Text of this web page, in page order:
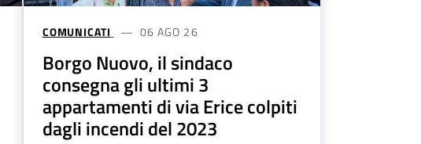
COMUNICATI 06 AGO 26
Borgo Nuovo, il sindaco
consegna gli ultimi 3
appartamenti di via Erice colpiti
dagli incendi del 2023